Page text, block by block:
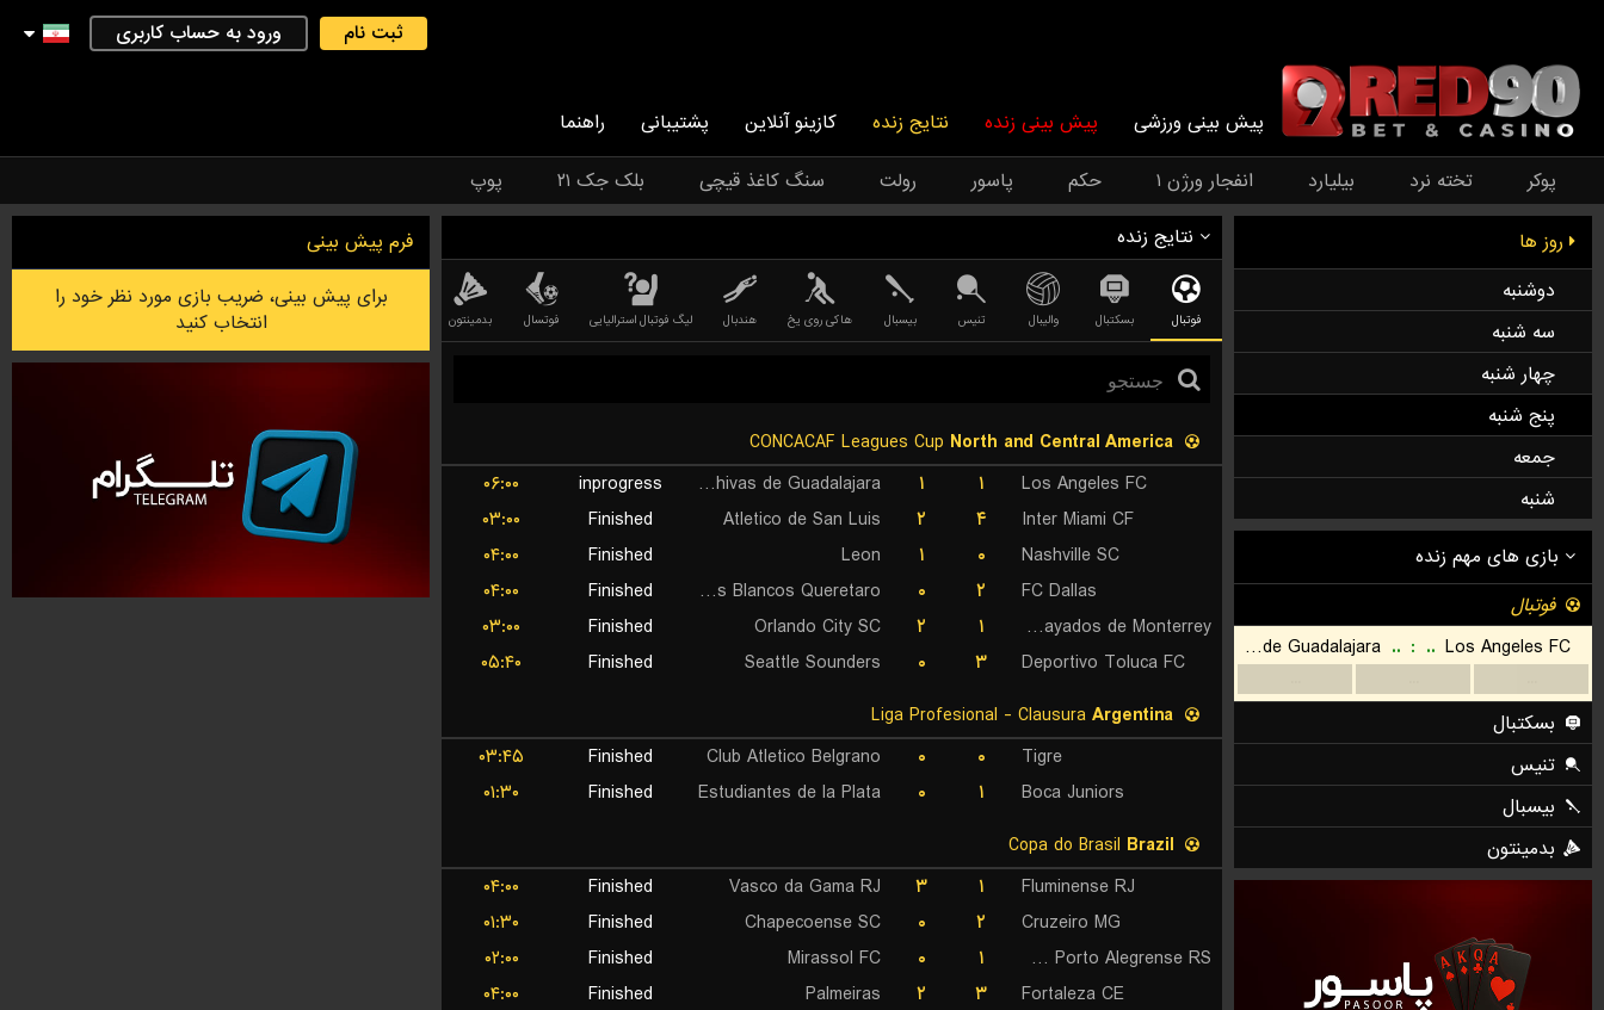
ثبت نام ورود به حساب کاربری
پیش بینی ورزشی پیش بینی زنده نتایج زنده کازینو آنلاین پشتیبانی راهنما
پوکر تخته نرد بیلیارد انفجار ورژن ۱ حکم پاسور رولت سنگ کاغذ قیچی بلک جک ۲۱ پوپ
روز ها
دوشنبه
سه شنبه
چهار شنبه
پنج شنبه
جمعه
شنبه
نتایج زنده
فوتبال بسکتبال والیبال تنیس بیسبال هاکی روی یخ هندبال لیگ فوتبال استرالیایی فوتسال بدمینتون
North and Central America
Los Angeles FC
۱ ۱ CD Chivas de Guadalajara
inprogress
۰۶:۰۰
Inter Miami CF
۴ ۲ Atletico de San Luis
Finished
۰۳:۰۰
Nashville SC
۰ ۱ Leon
Finished
۰۴:۰۰
FC Dallas
۲ ۰ Gallos Blancos Queretaro
Finished
۰۴:۰۰
CF Rayados de Monterrey
۱ ۲ Orlando City SC
Finished
۰۳:۰۰
Deportivo Toluca FC
۳ ۰ Seattle Sounders
Finished
۰۵:۴۰
Argentina
Tigre
۰ ۰ Club Atletico Belgrano
Finished
۰۳:۴۵
Boca Juniors
۱ ۰ Estudiantes de la Plata
Finished
۰۱:۳۰
Brazil
Fluminense RJ
۱ ۳ Vasco da Gama RJ
Finished
۰۴:۰۰
Cruzeiro MG
۲ ۰ Chapecoense SC
Finished
۰۱:۳۰
Gremio Porto Alegrense RS
۱ ۰ Mirassol FC
Finished
۰۲:۰۰
Fortaleza CE
۳ ۲ Palmeiras
Finished
۰۴:۰۰
فرم پیش بینی
برای پیش بینی، ضریب بازی مورد نظر خود را
انتخاب کنید